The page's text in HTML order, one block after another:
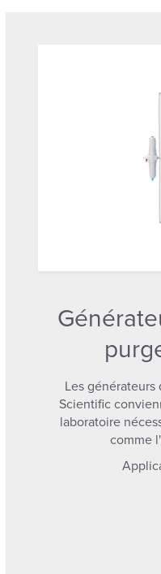
Les générateurs
Scientific
laboratoire
comme